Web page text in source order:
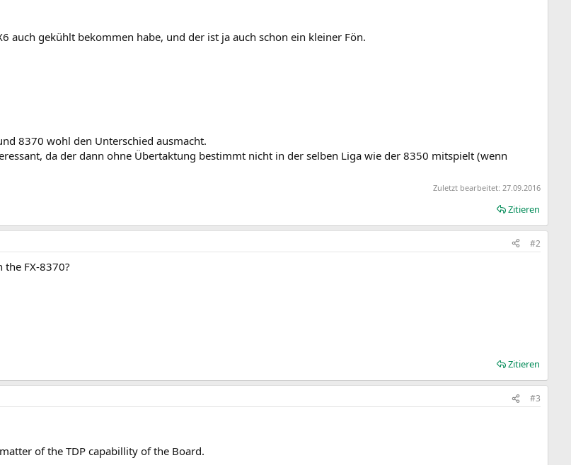
auch gekühlt bekommen habe, und der ist ja auch schon ein kleiner Fön.
8370 wohl den Unterschied ausmacht.
da der dann ohne Übertaktung bestimmt nicht in der selben Liga wie der 8350 mitspielt (wenn
Zuletzt bearbeitet: 27.09.2016
Zitieren
#2
FX-8370?
Zitieren
#3
of the TDP capabillity of the Board.